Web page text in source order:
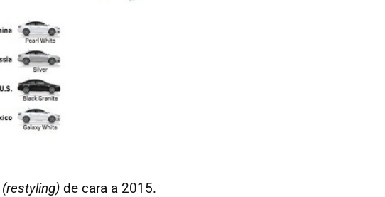
(restyling) de cara a 2015.